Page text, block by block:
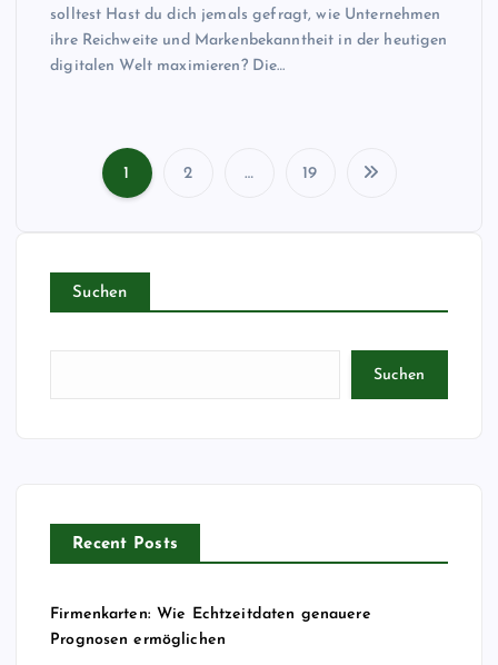
solltest Hast du dich jemals gefragt, wie Unternehmen
ihre Reichweite und Markenbekanntheit in der heutigen
digitalen Welt maximieren? Die…
i
t
m
1 2 … 19
Suchen
Suchen
Recent Posts
Firmenkarten: Wie Echtzeitdaten genauere
Prognosen ermöglichen